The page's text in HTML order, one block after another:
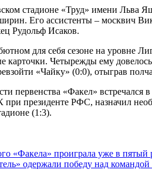
стадионе «Труд» имени Льва
Его ассистенты – москвич
Рудольф Исаков.
для себя сезоне на уровне
карточки. Четырежды ему
«Чайку» (0:0), отыграв
первенства «Факел»
президенте РФС, назначил
(1:3).
«Факела» проиграла уже в пятый
одержали победу над